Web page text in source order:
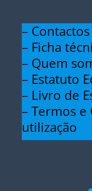
– Contactos
– Ficha
– Quem
– Estatuto
– Livro de
– Termos e
utilização